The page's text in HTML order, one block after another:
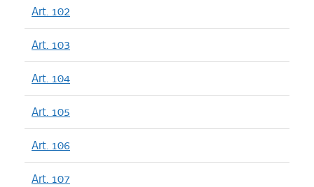
Art. 102
Art. 103
Art. 104
Art. 105
Art. 106
Art. 107